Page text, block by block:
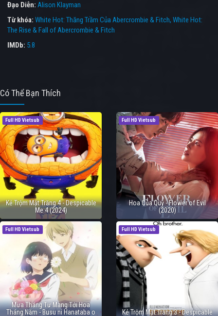
Đạo Diễn: Alison Klayman
Từ khóa: White Hot: Thăng Trầm Của Abercrombie & Fitch, White Hot:
The Rise & Fall of Abercrombie & Fitch
IMDb: 5.8
Có Thể Bạn Thích
Full HD Vietsub
Kẻ Trộm Mặt Trăng 4 - Despicable
Me 4 (2024)
Full HD Vietsub
Hoa Của Quỷ - Flower of Evil
(2020)
Full HD Vietsub
Mưa Tháng Tư Mang Tới Hoa
Tháng Năm - Busu ni Hanataba o
Full HD Vietsub
Kẻ Trộm Mặt Trăng 3 - Despicable